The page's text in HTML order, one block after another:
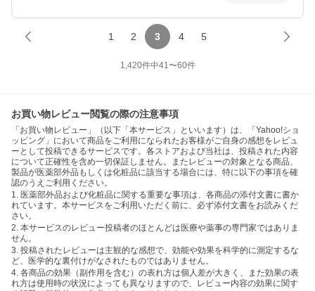
1 2 3 4 5
1,420件中41〜60件
お買い物レビュー閲覧の際の注意事項
「お買い物レビュー」（以下「本サービス」といいます）は、「Yahoo!ショ
ッピング」において商品をご利用になられたお客様がご自身の感想をレビュ
ーとして投稿できるサービスです。各ストアおよび当社は、投稿された内容
について正確性を含め一切保証しません。またレビューの対象となる商品、
製品が医薬部外品もしくは化粧品に該当する場合には、特に以下の事項を確
認のうえご利用ください。
1. 医薬部外品および化粧品に関する重要な事項は、各商品の添付文書に書か
れています。本サービスをご利用いただく前に、必ず添付文書をお読みくだ
さい。
2. 本サービスのレビュー投稿者のほとんどは医療や薬事の専門家ではありま
せん。
3. 投稿されたレビューは主観的な感想で、効能や効果を科学的に測定するな
ど、医学的な裏付けがなされたものではありません。
4. 各商品の効果（副作用を含む）の表れ方は個人差が大きく、また効果の表
れ方は使用時の状況によっても異なりますので、レビュー内容の効果に関す